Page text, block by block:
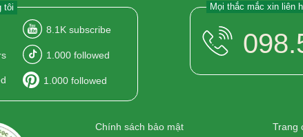
tôi
8.1Ksubscribe
1.000followed
1.000followed
Mọi thắc mắc xin liên
Chính sách bảo mật
Trang